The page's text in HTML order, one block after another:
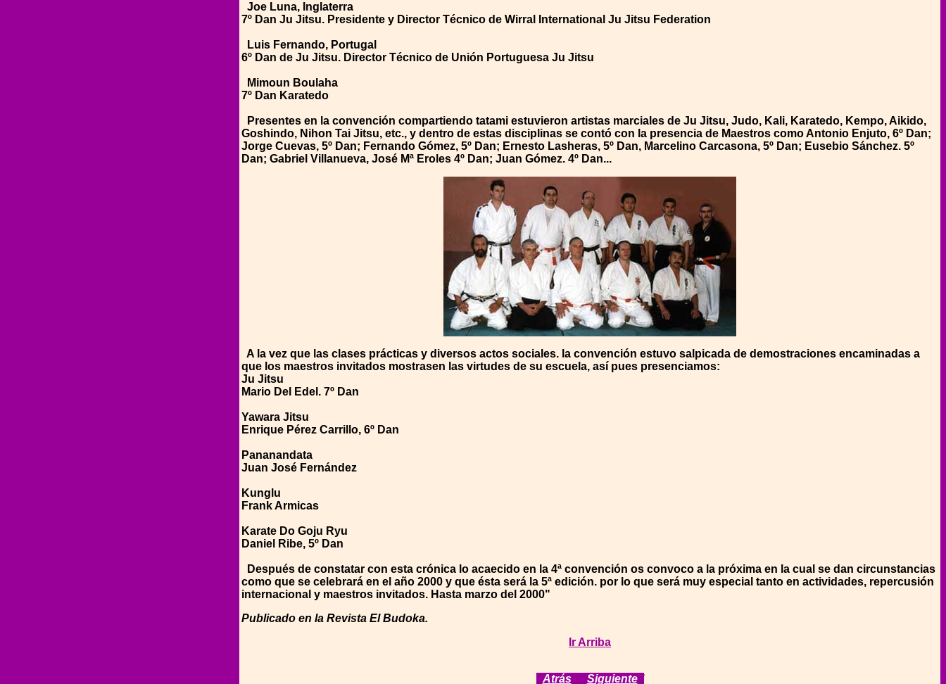
Joe Luna, Inglaterra
7º Dan Ju Jitsu. Presidente y Director Técnico de Wirral International Ju Jitsu Federation
Luis Fernando, Portugal
6º Dan de Ju Jitsu. Director Técnico de Unión Portuguesa Ju Jitsu
Mimoun Boulaha
7º Dan Karatedo
Presentes en la convención compartiendo tatami estuvieron artistas marciales de Ju Jitsu, Judo, Kali, Karatedo, Kempo, Aikido,
Goshindo, Nihon Tai Jitsu, etc., y dentro de estas disciplinas se contó con la presencia de Maestros como Antonio Enjuto, 6º Dan;
Jorge Cuevas, 5º Dan; Fernando Gómez, 5º Dan; Ernesto Lasheras, 5º Dan, Marcelino Carcasona, 5º Dan; Eusebio Sánchez. 5º
Dan; Gabriel Villanueva, José Mª Eroles 4º Dan; Juan Gómez. 4º Dan...
A la vez que las clases prácticas y diversos actos sociales. la convención estuvo salpicada de demostraciones encaminadas a
que los maestros invitados mostrasen las virtudes de su escuela, así pues presenciamos:
Ju Jitsu
Mario Del Edel. 7º Dan
Yawara Jitsu
Enrique Pérez Carrillo, 6º Dan
Pananandata
Juan José Fernández
Kunglu
Frank Armicas
Karate Do Goju Ryu
Daniel Ribe, 5º Dan
Después de constatar con esta crónica lo acaecido en la 4ª convención os convoco a la próxima en la cual se dan circunstancias
como que se celebrará en el año 2000 y que ésta será la 5ª edición. por lo que será muy especial tanto en actividades, repercusión
internacional y maestros invitados. Hasta marzo del 2000"
Publicado en la Revista El Budoka.
Ir Arriba
Atrás] Siguiente]